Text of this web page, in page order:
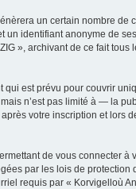
un certain nombre de
un identifiant anonyme de
», archivant de ce fait tous
est prévu pour couvrir
n’est pas limité à — la
votre inscription et lors
de vous connecter à
par les lois de
requis par « Korvigelloù